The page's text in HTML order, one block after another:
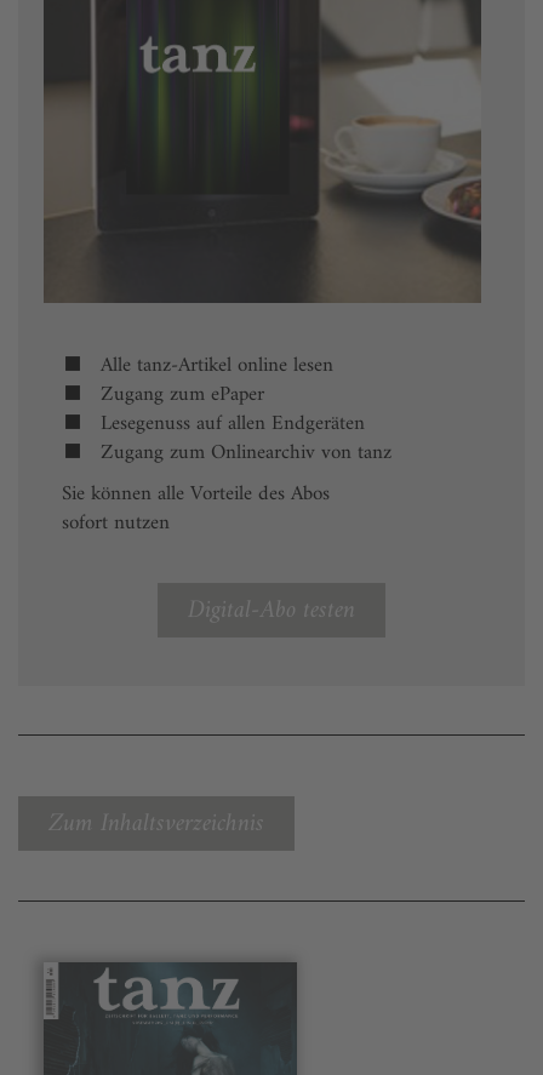
Alle tanz-Artikel online lesen
Zugang zum ePaper
Lesegenuss auf allen Endgeräten
Zugang zum Onlinearchiv von tanz
Sie können alle Vorteile des Abos
sofort nutzen
Digital-Abo testen
Zum Inhaltsverzeichnis